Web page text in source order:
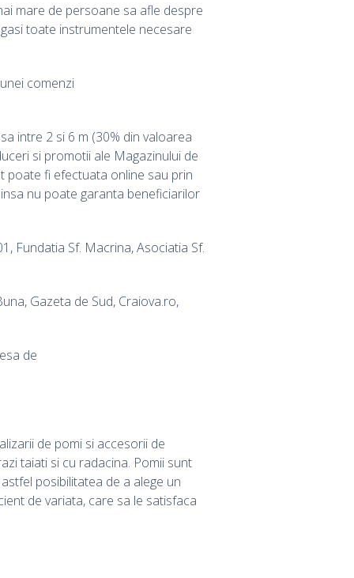
mare de persoane sa afle despre
toate instrumentele necesare
comenzi
intre 2 si 6 m (30% din valoarea
si promotii ale Magazinului de
poate fi efectuata online sau prin
nu poate garanta beneficiarilor
Fundatia Sf. Macrina, Asociatia Sf.
Gazeta de Sud, Craiova.ro,
de
de pomi si accesorii de
taiati si cu radacina. Pomii sunt
posibilitatea de a alege un
de variata, care sa le satisfaca